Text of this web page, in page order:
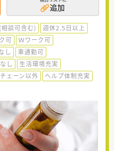
追加
談可含む)
週休2.5日以上
可
Ｗワーク可
し
車通勤可
し
生活環境充実
ェーン以外
ヘルプ体制充実